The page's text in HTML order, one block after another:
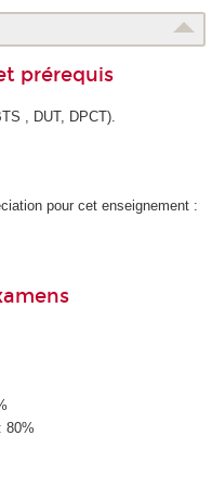
prérequis
, DUT, DPCT).
pour cet enseignement :
80%